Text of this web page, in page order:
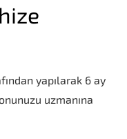
yapılarak 6 ay
uzmanına